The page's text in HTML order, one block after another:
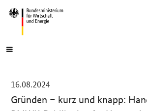
Navigation
Hauptmenü
16.08.2024
Gründen – kurz und knapp: